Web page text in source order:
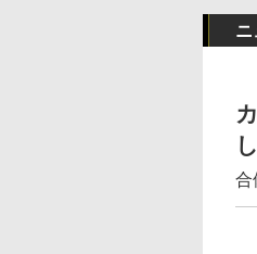
ニ
合